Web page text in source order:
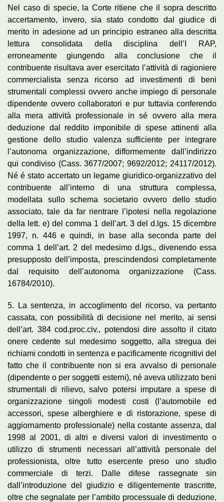
Nel caso di specie, la Corte ritiene che il sopra descritto
accertamento, invero, sia stato condotto dal giudice di
merito in adesione ad un principio estraneo alla descritta
lettura consolidata della disciplina dell’I RAP,
erroneamente giungendo alla conclusione che il
contribuente risultava aver esercitato l’attività di ragioniere
commercialista senza ricorso ad investimenti di beni
strumentali complessi ovvero anche impiego di personale
dipendente ovvero collaboratori e pur tuttavia conferendo
alla mera attività professionale in sé ovvero alla mera
deduzione dal reddito imponibile di spese attinenti alla
gestione dello studio valenza sufficiente per integrare
l’autonoma organizzazione, difformemente dall’indirizzo
qui condiviso (Cass. 3677/2007; 9692/2012; 24117/2012).
Né é stato accertato un legame giuridico-organizzativo del
contribuente all’interno di una struttura complessa,
modellata sullo schema societario ovvero dello studio
associato, tale da far rientrare l’ipotesi nella regolazione
della lett. e) del comma 1 dell’art. 3 del d.lgs. 15 dicembre
1997, n. 446 e quindi, in base alla seconda parte del
comma 1 dell’art. 2 del medesimo d.lgs., divenendo essa
presupposto dell’imposta, prescindendosi completamente
dal requisito dell’autonoma organizzazione (Cass.
16784/2010).
5. La sentenza, in accoglimento del ricorso, va pertanto
cassata, con possibilità di decisione nel merito, ai sensi
dell’art. 384 cod.proc.civ., potendosi dire assolto il citato
onere cedente sul medesimo soggetto, alla stregua dei
richiami condotti in sentenza e pacificamente ricognitivi del
fatto che il contribuente non si era avvalso di personale
(dipendente o per soggetti esterni), né aveva utilizzato beni
strumentali di rilievo, salvo potersi imputare a spese di
organizzazione singoli modesti costi (l’automobile ed
accessori, spese alberghiere e di ristorazione, spese di
aggiornamento professionale) nella costante assenza, dal
1998 al 2001, di altri e diversi valori di investimento o
utilizzo di strumenti necessari all’attività personale del
professionista, oltre tutto esercente preso uno studio
commerciale di terzi. Dalle difese rassegnate sin
dall’introduzione del giudizio e diligentemente trascritte,
oltre che segnalate per l’ambito processuale di deduzione,